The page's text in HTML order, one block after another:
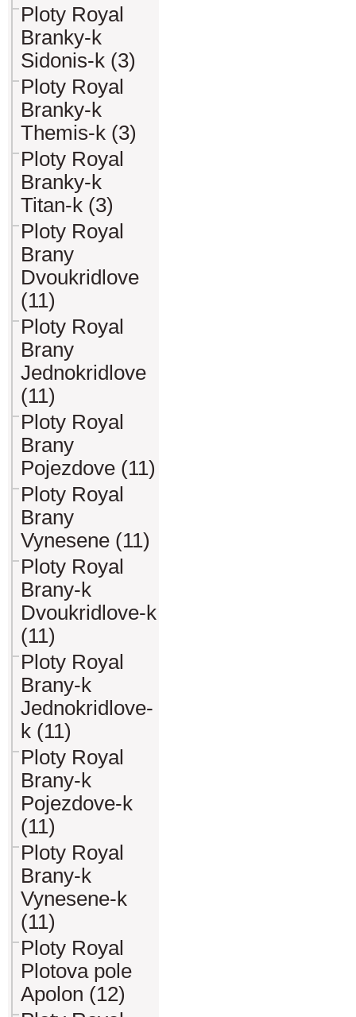
Ploty Royal
Branky-k
Sidonis-k (3)
Ploty Royal
Branky-k
Themis-k (3)
Ploty Royal
Branky-k
Titan-k (3)
Ploty Royal
Brany
Dvoukridlove
(11)
Ploty Royal
Brany
Jednokridlove
(11)
Ploty Royal
Brany
Pojezdove (11)
Ploty Royal
Brany
Vynesene (11)
Ploty Royal
Brany-k
Dvoukridlove-k
(11)
Ploty Royal
Brany-k
Jednokridlove-
k (11)
Ploty Royal
Brany-k
Pojezdove-k
(11)
Ploty Royal
Brany-k
Vynesene-k
(11)
Ploty Royal
Plotova pole
Apolon (12)